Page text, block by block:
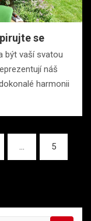
se
být vaší svatou
náš
harmonii
… 5